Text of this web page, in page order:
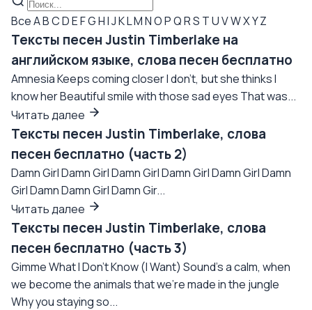
ВсеABCDEFGHIJKLMNOPQRS TUVWXYZ
Тексты песен Justin Timberlake на
английском языке, слова песен бесплатно
Amnesia Keeps coming closer I don't, but she thinks I
know her Beautiful smile with those sad eyes That was...
Читать далее
Тексты песен Justin Timberlake, слова
песен бесплатно (часть 2)
Damn Girl Damn Girl Damn Girl Damn Girl Damn Girl Damn
Girl Damn Damn Girl Damn Gir...
Читать далее
Тексты песен Justin Timberlake, слова
песен бесплатно (часть 3)
Gimme What I Don't Know (I Want) Sound's a calm, when
we become the animals that we're made in the jungle
Why you staying so...